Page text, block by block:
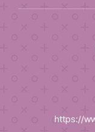
https://